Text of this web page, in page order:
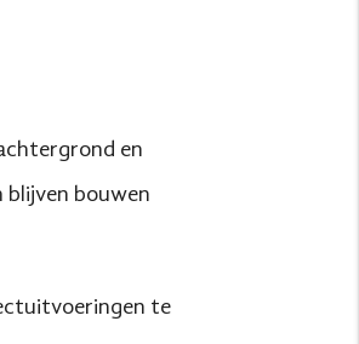
en
blijven bouwen
te